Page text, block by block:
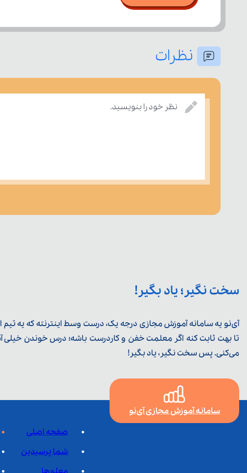
نظرات
نظر خود را بنویسید.
سخت نگیر؛ یاد بگیر!
آی‌نو یه سامانه آموزش مجازی درجه یک، درست وسط اینترنته که یه
تا بهت ثابت کنه اگر معلمت خفن و کاردرست باشه؛ درس خوندن خیلی
می‌کنی. پس سخت نگیر، یاد بگیر!
سامانه آموزش مجازی آی‌نو
صفحه اصلی
شما پرسیدین